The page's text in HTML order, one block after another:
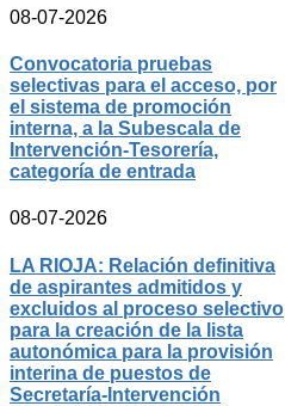
08-07-2026
Convocatoria pruebas
selectivas para el acceso, por
el sistema de promoción
interna, a la Subescala de
Intervención-Tesorería,
categoría de entrada
08-07-2026
LA RIOJA: Relación definitiva
de aspirantes admitidos y
excluidos al proceso selectivo
para la creación de la lista
autonómica para la provisión
interina de puestos de
Secretaría-Intervención